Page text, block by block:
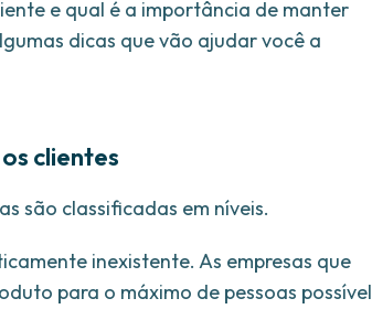
e qual é a importância de manter
dicas que vão ajudar você a
clientes
são classificadas em níveis.
inexistente. As empresas que
para o máximo de pessoas possível